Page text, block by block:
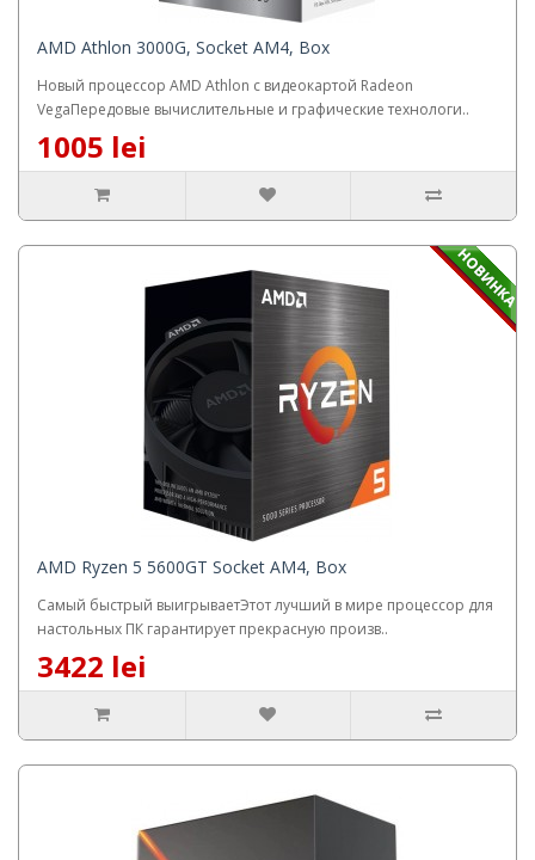
AMD Athlon 3000G, Socket AM4, Box
Новый процессор AMD Athlon с видеокартой Radeon
VegaПередовые вычислительные и графические технологи..
1005 lei
AMD Ryzen 5 5600GT Socket AM4, Box
Самый быстрый выигрываетЭтот лучший в мире процессор для
настольных ПК гарантирует прекрасную произв..
3422 lei